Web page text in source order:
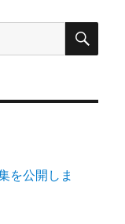
検
を公開しま